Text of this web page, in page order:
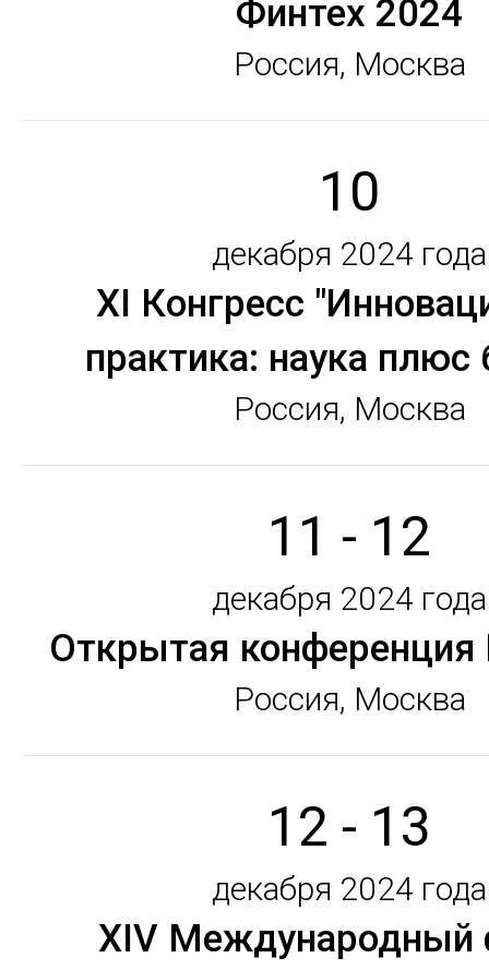
Финтех 2024
Россия, Москва
10
декабря 2024 года
XI Конгресс
практика: наука плюс
Россия, Москва
11 - 12
декабря 2024 года
Открытая
Россия, Москва
12 - 13
декабря 2024 года
XIV Международный